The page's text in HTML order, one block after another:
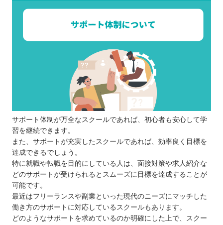
サポート体制が万全なスクールであれば、初心者も安心して学
習を継続できます。
また、サポートが充実したスクールであれば、効率良く目標を
達成できるでしょう。
特に就職や転職を目的にしている人は、面接対策や求人紹介な
どのサポートが受けられるとスムーズに目標を達成することが
可能です。
最近はフリーランスや副業といった現代のニーズにマッチした
働き方のサポートに対応しているスクールもあります。
どのようなサポートを求めているのか明確にした上で、スクー